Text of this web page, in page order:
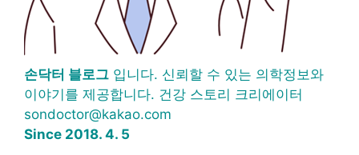
손닥터 블로그 입니다. 신뢰할 수 있는 의학정보와
이야기를 제공합니다. 건강 스토리 크리에이터
sondoctor@kakao.com
Since 2018. 4. 5